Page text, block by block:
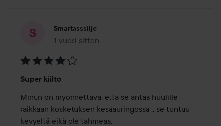
Smartasssilje
1 vuosi sitten
Viesti luotiin 1 vuosi sitten
4
/
5
Super kiilto
Minun on myönnettävä, että se antaa huulille
raikkaan kosketuksen kesäauringossa .. se tuntuu
kevyeltä eikä ole tahmeaa.